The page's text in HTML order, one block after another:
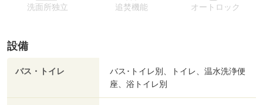
洗面所独立 追焚機能 オートロック
設備
バス・トイレ
バス･トイレ別、トイレ、温水洗浄便
座、浴トイレ別